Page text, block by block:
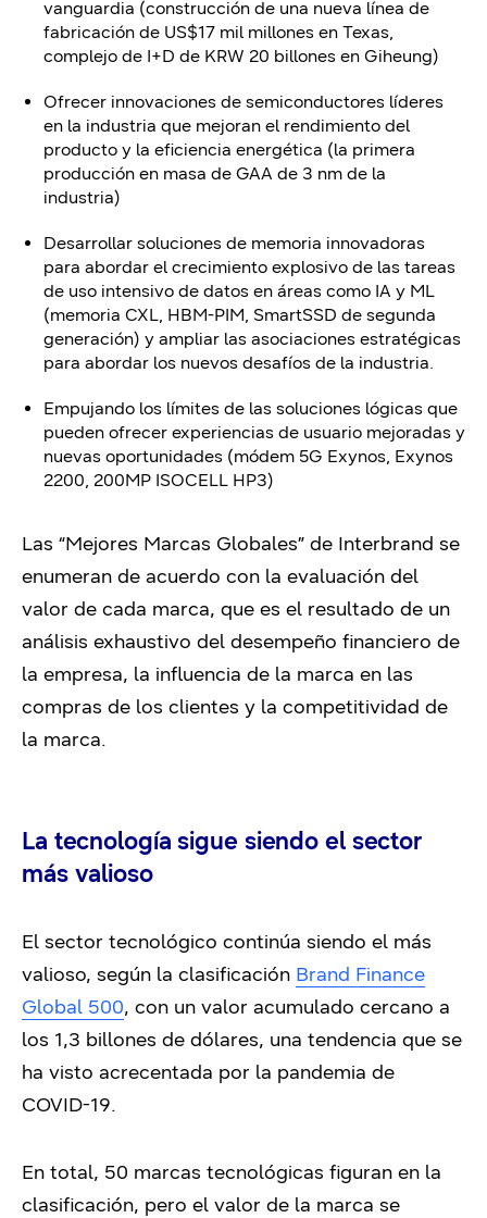
vanguardia (construcción de una nueva línea de
fabricación de US$17 mil millones en Texas,
complejo de I+D de KRW 20 billones en Giheung)
Ofrecer innovaciones de semiconductores líderes
en la industria que mejoran el rendimiento del
producto y la eficiencia energética (la primera
producción en masa de GAA de 3 nm de la
industria)
Desarrollar soluciones de memoria innovadoras
para abordar el crecimiento explosivo de las tareas
de uso intensivo de datos en áreas como IA y ML
(memoria CXL, HBM-PIM, SmartSSD de segunda
generación) y ampliar las asociaciones estratégicas
para abordar los nuevos desafíos de la industria.
Empujando los límites de las soluciones lógicas que
pueden ofrecer experiencias de usuario mejoradas y
nuevas oportunidades (módem 5G Exynos, Exynos
2200, 200MP ISOCELL HP3)
Las “Mejores Marcas Globales” de Interbrand se
enumeran de acuerdo con la evaluación del
valor de cada marca, que es el resultado de un
análisis exhaustivo del desempeño financiero de
la empresa, la influencia de la marca en las
compras de los clientes y la competitividad de
la marca.
La tecnología sigue siendo el sector
más valioso
El sector tecnológico continúa siendo el más
valioso, según la clasificación Brand Finance
Global 500, con un valor acumulado cercano a
los 1,3 billones de dólares, una tendencia que se
ha visto acrecentada por la pandemia de
COVID-19.
En total, 50 marcas tecnológicas figuran en la
clasificación, pero el valor de la marca se